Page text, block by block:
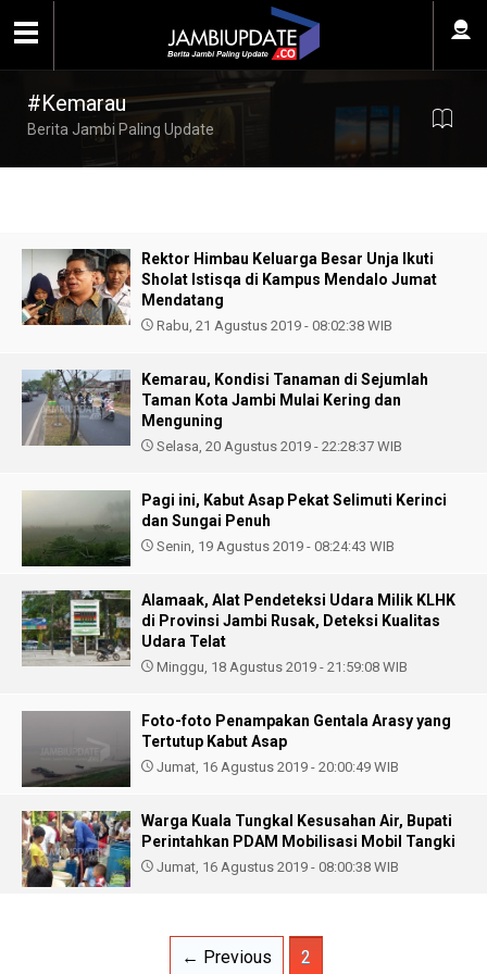
#Kemarau
Berita Jambi Paling Update
Rektor Himbau Keluarga Besar Unja Ikuti
Sholat Istisqa di Kampus Mendalo Jumat
Mendatang
Rabu, 21 Agustus 2019 - 08:02:38 WIB
Kemarau, Kondisi Tanaman di Sejumlah
Taman Kota Jambi Mulai Kering dan
Menguning
Selasa, 20 Agustus 2019 - 22:28:37 WIB
Pagi ini, Kabut Asap Pekat Selimuti Kerinci
dan Sungai Penuh
Senin, 19 Agustus 2019 - 08:24:43 WIB
Alamaak, Alat Pendeteksi Udara Milik KLHK
di Provinsi Jambi Rusak, Deteksi Kualitas
Udara Telat
Minggu, 18 Agustus 2019 - 21:59:08 WIB
Foto-foto Penampakan Gentala Arasy yang
Tertutup Kabut Asap
Jumat, 16 Agustus 2019 - 20:00:49 WIB
Warga Kuala Tungkal Kesusahan Air, Bupati
Perintahkan PDAM Mobilisasi Mobil Tangki
Jumat, 16 Agustus 2019 - 08:00:38 WIB
← Previous 2